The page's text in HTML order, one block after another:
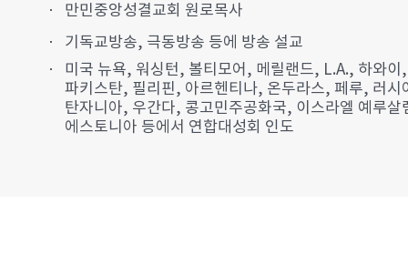
만민중앙성결교회 원로목사
기독교방송, 극동방송 등에 방송 설교
미국 뉴욕, 워싱턴, 볼티모어, 메릴랜드, L.A., 하와
파키스탄, 필리핀, 아르헨티나, 온두라스, 페루, 러시
탄자니아, 우간다, 콩고민주공화국, 이스라엘 예루살
에스토니아 등에서 연합대성회 인도